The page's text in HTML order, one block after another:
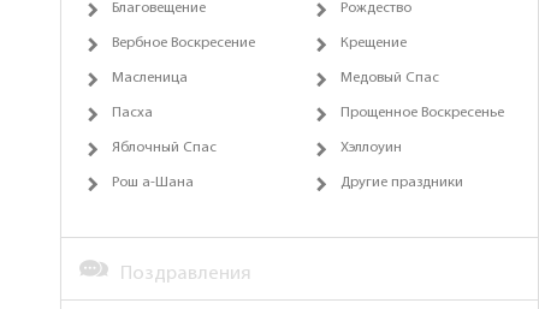
Благовещение Рождество
Вербное Воскресение Крещение
Масленица Медовый Спас
Пасха Прощенное Воскресенье
Яблочный Спас Хэллоуин
Рош а-Шана Другие праздники
Поздравления